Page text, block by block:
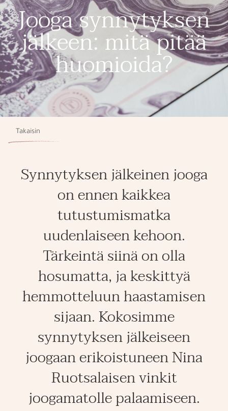
Jooga synnytyksen
jälkeen: mitä pitää
huomioida?
Takaisin
Synnytyksen jälkeinen jooga
on ennen kaikkea
tutustumismatka
uudenlaiseen kehoon.
Tärkeintä siinä on olla
hosumatta, ja keskittyä
hemmotteluun haastamisen
sijaan. Kokosimme
synnytyksen jälkeiseen
joogaan erikoistuneen Nina
Ruotsalaisen vinkit
joogamatolle palaamiseen.